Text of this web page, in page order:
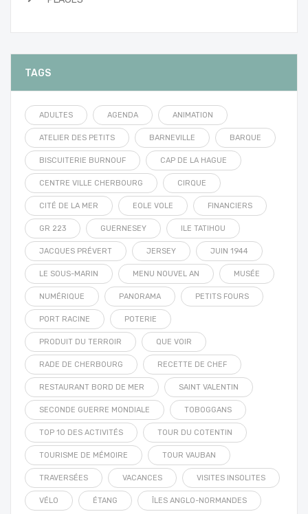
TAGS
ADULTES AGENDA ANIMATION
ATELIER DES PETITS BARNEVILLE BARQUE
BISCUITERIE BURNOUF CAP DE LA HAGUE
CENTRE VILLE CHERBOURG CIRQUE
CITÉ DE LA MER EOLE VOLE FINANCIERS
GR 223 GUERNESEY ILE TATIHOU
JACQUES PRÉVERT JERSEY JUIN 1944
LE SOUS-MARIN MENU NOUVEL AN MUSÉE
NUMÉRIQUE PANORAMA PETITS FOURS
PORT RACINE POTERIE
PRODUIT DU TERROIR QUE VOIR
RADE DE CHERBOURG RECETTE DE CHEF
RESTAURANT BORD DE MER SAINT VALENTIN
SECONDE GUERRE MONDIALE TOBOGGANS
TOP 10 DES ACTIVITÉS TOUR DU COTENTIN
TOURISME DE MÉMOIRE TOUR VAUBAN
TRAVERSÉES VACANCES VISITES INSOLITES
VÉLO ÉTANG ÎLES ANGLO-NORMANDES